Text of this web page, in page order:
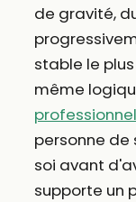
de gravité,
stable le
même
personne de
soi avant
supporte un